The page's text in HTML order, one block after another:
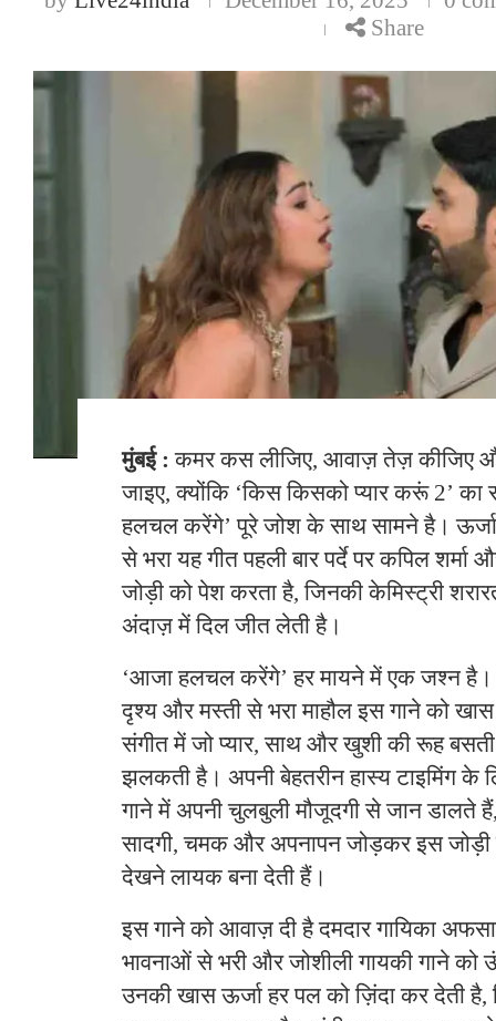
Share
मुंबई :कमर कस लीजिए, आवाज़ तेज़ कीजिए
जाइए, क्योंकि ‘किस किसको प्यार करूं 2’ का
हलचल करेंगे’ पूरे जोश के साथ सामने है।
से भरा यह गीत पहली बार पर्दे पर कपिल शर्मा
जोड़ी को पेश करता है, जिनकी केमिस्ट्री
अंदाज़ में दिल जीत लेती है।
‘आजा हलचल करेंगे’ हर मायने में एक जश्न है।
दृश्य और मस्ती से भरा माहौल इस गाने को
संगीत में जो प्यार, साथ और खुशी की रूह
झलकती है। अपनी बेहतरीन हास्य टाइमिंग के
गाने में अपनी चुलबुली मौजूदगी से जान डालते हैं,
सादगी, चमक और अपनापन जोड़कर इस
देखने लायक बना देती हैं।
इस गाने को आवाज़ दी है दमदार गायिका
भावनाओं से भरी और जोशीली गायकी गाने को
उनकी खास ऊर्जा हर पल को ज़िंदा कर देती